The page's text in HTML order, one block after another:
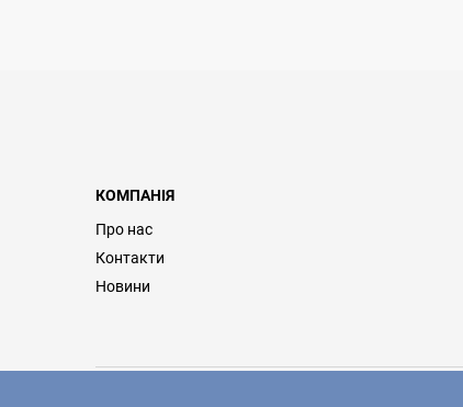
КОМПАНІЯ
Про нас
Контакти
Новини